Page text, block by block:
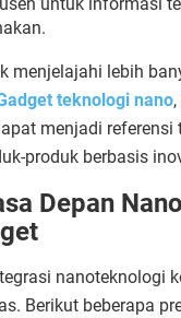
menjelajahi lebih
teknologi nano,
menjadi referensi
produk berbasis
Depan
nanoteknologi
Berikut beberapa